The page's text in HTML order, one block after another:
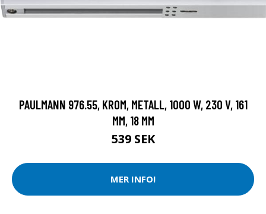
PAULMANN 976.55, KROM, METALL, 1000 W, 230 V, 161
MM, 18 MM
539 SEK
MER INFO!